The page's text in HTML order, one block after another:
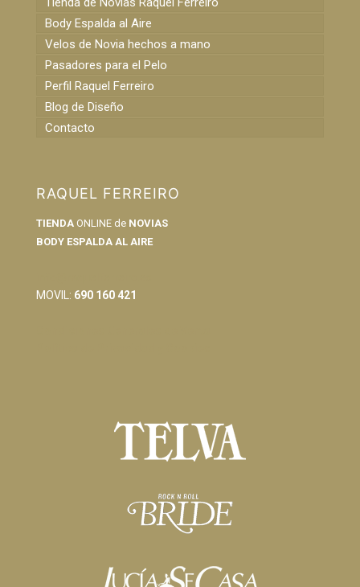
Body Espalda al Aire
Velos de Novia hechos a mano
Pasadores para el Pelo
Perfil Raquel Ferreiro
Blog de Diseño
Contacto
RAQUEL FERREIRO
TIENDA ONLINE de NOVIAS
BODY ESPALDA AL AIRE
MOVIL: 690 160 421